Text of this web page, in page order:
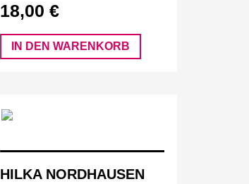
18,00 €
IN DEN WARENKORB
HILKA NORDHAUSEN